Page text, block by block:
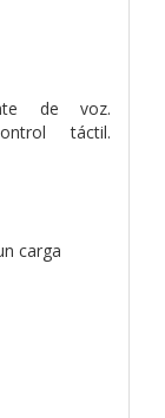
de voz.
táctil.
carga